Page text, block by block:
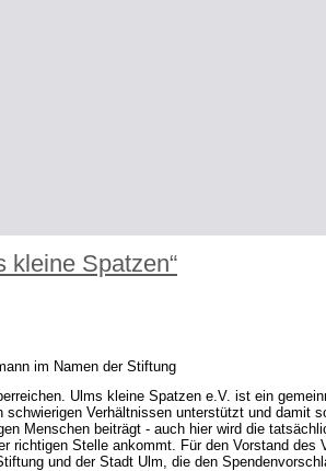
im Namen der Stiftung
Verhältnissen unterstützt und damit
Menschen beiträgt - auch hier wird die
und der Stadt Ulm, die den
Copyright ©